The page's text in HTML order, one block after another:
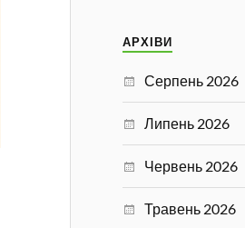
АРХІВИ
Серпень 2026
Липень 2026
Червень 2026
Травень 2026